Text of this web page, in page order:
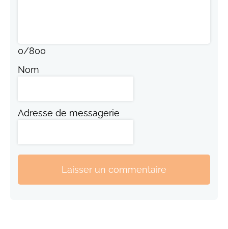
0/800
Nom
Adresse de messagerie
Laisser un commentaire